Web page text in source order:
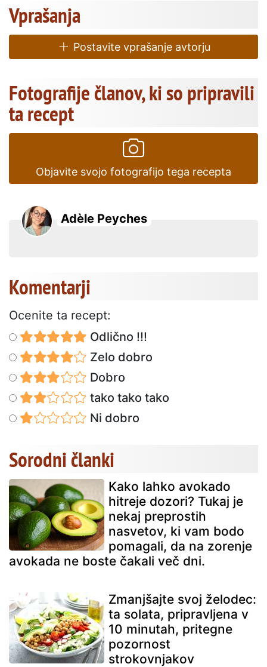
Vprašanja
Postavite vprašanje avtorju
Fotografije članov, ki so pripravili
ta recept
Objavite svojo fotografijo tega recepta
Adèle Peyches
Komentarji
Ocenite ta recept:
Odlično !!!
Zelo dobro
Dobro
tako tako tako
Ni dobro
Sorodni članki
Kako lahko avokado
hitreje dozori? Tukaj je
nekaj preprostih
nasvetov, ki vam bodo
pomagali, da na zorenje
avokada ne boste čakali več dni.
Zmanjšajte svoj želodec:
ta solata, pripravljena v
10 minutah, pritegne
pozornost
strokovnjakov